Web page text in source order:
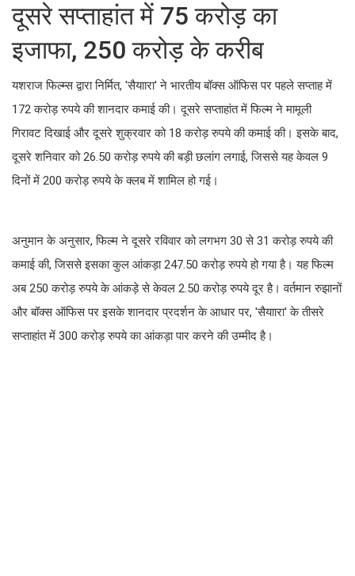
दूसरे सप्ताहांत में 75 करोड़ का
इजाफा, 250 करोड़ के करीब
यशराज फिल्म्स द्वारा निर्मित, 'सैयाारा' ने भारतीय बॉक्स ऑफिस पर पहले सप्ताह में
172 करोड़ रुपये की शानदार कमाई की। दूसरे सप्ताहांत में फिल्म ने मामूली
गिरावट दिखाई और दूसरे शुक्रवार को 18 करोड़ रुपये की कमाई की। इसके बाद,
दूसरे शनिवार को 26.50 करोड़ रुपये की बड़ी छलांग लगाई, जिससे यह केवल 9
दिनों में 200 करोड़ रुपये के क्लब में शामिल हो गई।
अनुमान के अनुसार, फिल्म ने दूसरे रविवार को लगभग 30 से 31 करोड़ रुपये की
कमाई की, जिससे इसका कुल आंकड़ा 247.50 करोड़ रुपये हो गया है। यह फिल्म
अब 250 करोड़ रुपये के आंकड़े से केवल 2.50 करोड़ रुपये दूर है। वर्तमान रुझानों
और बॉक्स ऑफिस पर इसके शानदार प्रदर्शन के आधार पर, 'सैयाारा' के तीसरे
सप्ताहांत में 300 करोड़ रुपये का आंकड़ा पार करने की उम्मीद है।